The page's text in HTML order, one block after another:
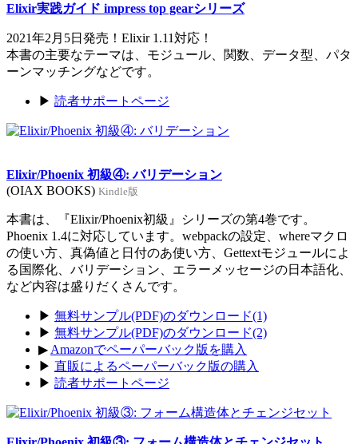
Elixir実践ガイド impress top gearシリーズ
2021年2月5日発売！Elixir 1.11対応！
本書の主要なテーマは、モジュール、関数、データ型、パタ
ーンマッチングなどです。
▶ 読者サポートページ
Elixir/Phoenix 初級④: バリデーション
(OIAX BOOKS) Kindle版
本書は、『Elixir/Phoenix初級』シリーズの第4巻です。
Phoenix 1.4に対応しています。webpackの設定、whereマクロ
の使い方、真偽値と日付のあ使い方、Gettextモジュールによ
る国際化、バリデーション、エラーメッセージの日本語化、
など内容は盛りだくさんです。
▶ 無料サンプル(PDF)のダウンロード(1)
▶ 無料サンプル(PDF)のダウンロード(2)
▶ Amazonでペーパーバック版を購入
▶ 直販によるペーパーバック版の購入
▶ 読者サポートページ